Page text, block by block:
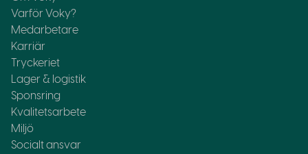
Varför Voky?
Medarbetare
Karriär
Tryckeriet
Lager & logistik
Sponsring
Kvalitetsarbete
Miljö
Socialt ansvar